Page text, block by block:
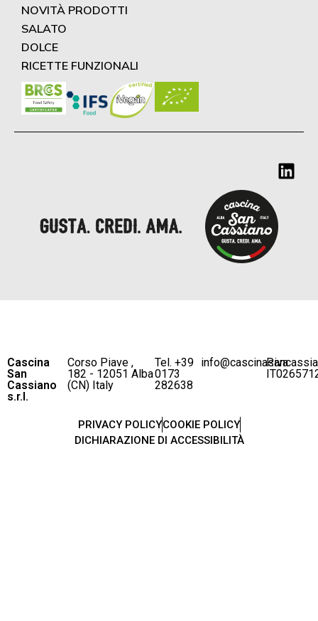
NOVITÀ PRODOTTI
SALATO
DOLCE
RICETTE FUNZIONALI
Cascina
San
Cassiano
s.r.l.
Corso Piave ,
182 - 12051 Alba
(CN) Italy
Tel. +39
0173
282638
P.iva
PRIVACY POLICYCOOKIE POLICY
DICHIARAZIONE DI ACCESSIBILITÀ